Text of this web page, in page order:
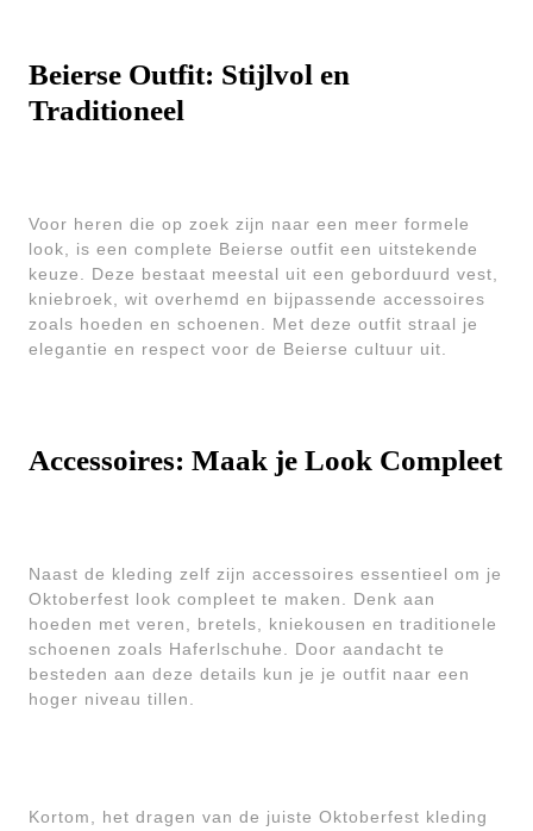
Beierse Outfit: Stijlvol en
Traditioneel
Voor heren die op zoek zijn naar een meer formele
look, is een complete Beierse outfit een uitstekende
keuze. Deze bestaat meestal uit een geborduurd vest,
kniebroek, wit overhemd en bijpassende accessoires
zoals hoeden en schoenen. Met deze outfit straal je
elegantie en respect voor de Beierse cultuur uit.
Accessoires: Maak je Look Compleet
Naast de kleding zelf zijn accessoires essentieel om je
Oktoberfest look compleet te maken. Denk aan
hoeden met veren, bretels, kniekousen en traditionele
schoenen zoals Haferlschuhe. Door aandacht te
besteden aan deze details kun je je outfit naar een
hoger niveau tillen.
Kortom, het dragen van de juiste Oktoberfest kleding